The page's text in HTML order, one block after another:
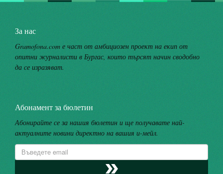
За нас
Gramofona.com е част от амбициозен проект на екип от
опитни журналисти в Бургас, които търсят начин сводобно
да се изразяват.
Абонамент за бюлетин
Абонирайте се за нашия бюлетин и ще получавате най-
актуалните новини директно на вашия и-мейл.